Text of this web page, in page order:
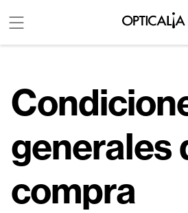
generales
compra